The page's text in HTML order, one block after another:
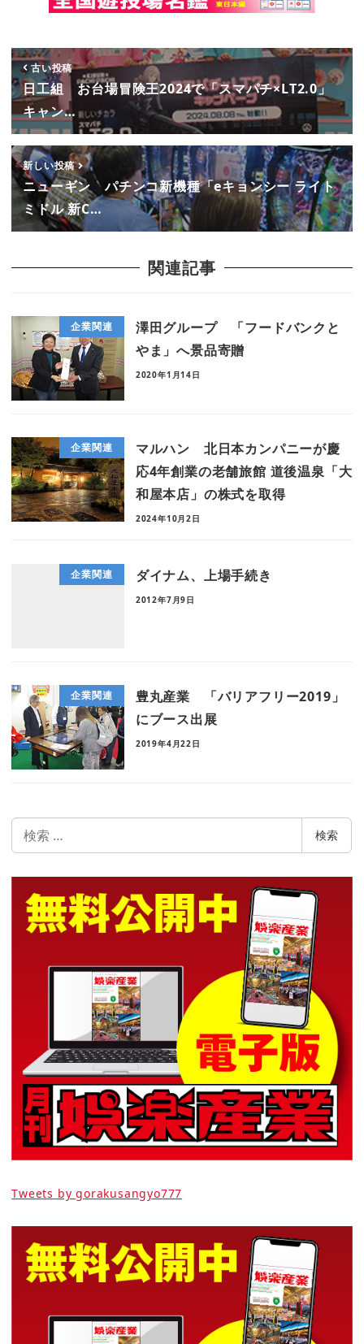
古い投稿
日工組 お台場冒険王2024で「スマパチ×LT2.0」
キャン…
新しい投稿
ニューギン パチンコ新機種「eキョンシー ライト
ミドル 新C…
関連記事
企業関連
澤田グループ 「フードバンクと
やま」へ景品寄贈
2020年1月14日
企業関連
マルハン 北日本カンパニーが慶
応4年創業の老舗旅館 道後温泉「大
和屋本店」の株式を取得
2024年10月2日
企業関連 ダイナム、上場手続き
2012年7月9日
企業関連
豊丸産業 「バリアフリー2019」
にブース出展
2019年4月22日
索
検索
Tweets by gorakusangyo777